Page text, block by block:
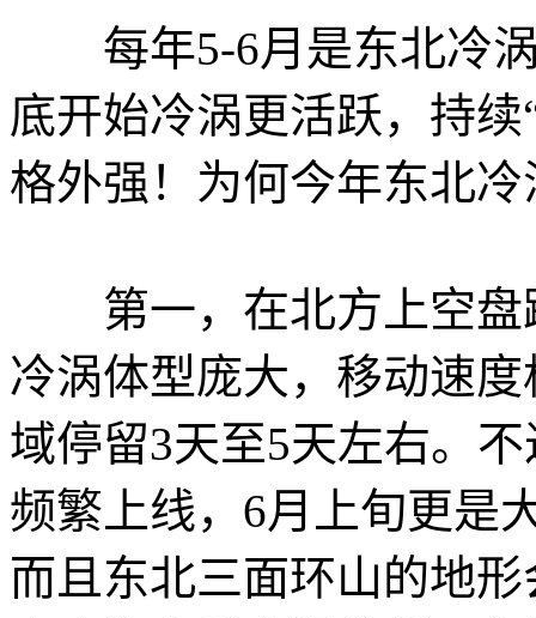
每年5-6月是东北冷涡
底开始冷涡更活跃，持
格外强！为何今年东北
第一，在北方上空盘
冷涡体型庞大，移动速
域停留3天至5天左右。
频繁上线，6月上旬更是
而且东北三面环山的地